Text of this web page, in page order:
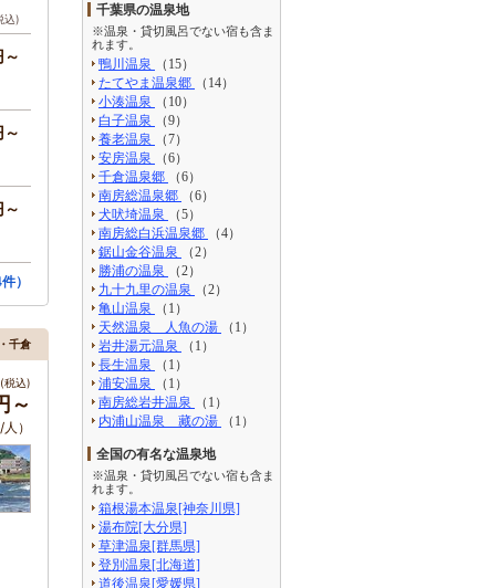
込)
）
千倉
税込)
～
）
千葉県の温泉地
※温泉・貸切風呂でない宿も含ま
れます。
鴨川温泉
（15）
たてやま温泉郷
（14）
小湊温泉
（10）
白子温泉
（9）
養老温泉
（7）
安房温泉
（6）
千倉温泉郷
（6）
南房総温泉郷
（6）
犬吠埼温泉
（5）
南房総白浜温泉郷
（4）
鋸山金谷温泉
（2）
勝浦の温泉
（2）
九十九里の温泉
（2）
亀山温泉
（1）
天然温泉 人魚の湯
（1）
岩井湯元温泉
（1）
長生温泉
（1）
浦安温泉
（1）
南房総岩井温泉
（1）
内浦山温泉 藏の湯
（1）
全国の有名な温泉地
※温泉・貸切風呂でない宿も含ま
れます。
箱根湯本温泉[神奈川県]
湯布院[大分県]
草津温泉[群馬県]
登別温泉[北海道]
道後温泉[愛媛県]